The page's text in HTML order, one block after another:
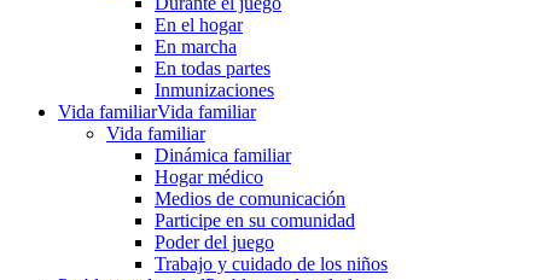
En el hogar
En marcha
En todas partes
Inmunizaciones
Vida familiarVida familiar
Vida familiar
Dinámica familiar
Hogar médico
Medios de comunicación
Participe en su comunidad
Poder del juego
Trabajo y cuidado de los niños